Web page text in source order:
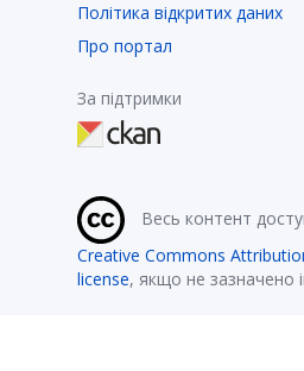
Політика відкритих даних
Про портал
За підтримки
Весь контент
Creative Commons
license, якщо не зазначено